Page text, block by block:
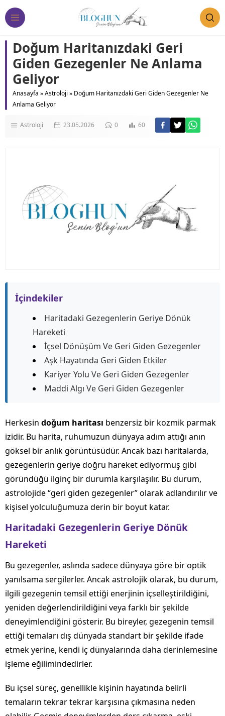
Doğum Haritanızdaki Geri
Giden Gezegenler Ne Anlama
Geliyor
Anasayfa »Astroloji » Doğum Haritanızdaki Geri Giden Gezegenler Ne
Anlama Geliyor
Astroloji 23.05.2026 0 60
İçindekiler
Haritadaki Gezegenlerin Geriye Dönük
Hareketi
İçsel Dönüşüm Ve Geri Giden Gezegenler
Aşk Hayatında Geri Giden Etkiler
Kariyer Yolu Ve Geri Giden Gezegenler
Maddi Algı Ve Geri Giden Gezegenler
Herkesin doğum haritası benzersiz bir kozmik parmak
izidir. Bu harita, ruhumuzun dünyaya adım attığı anın
göksel bir anlık görüntüsüdür. Ancak bazı haritalarda,
gezegenlerin geriye doğru hareket ediyormuş gibi
göründüğü ilginç bir durumla karşılaşılır. Bu durum,
astrolojide “geri giden gezegenler” olarak adlandırılır ve
kişisel yolculuğumuza derin bir boyut katar.
Haritadaki Gezegenlerin Geriye Dönük
Hareketi
Bu gezegenler, aslında sadece dünyaya göre bir optik
yanılsama sergilerler. Ancak astrolojik olarak, bu durum,
ilgili gezegenin temsil ettiği enerjinin içselleştirildiğini,
yeniden değerlendirildiğini veya farklı bir şekilde
deneyimlendiğini gösterir. Bu bireyler, gezegenin temsil
ettiği temaları dış dünyada standart bir şekilde ifade
etmek yerine, kendi iç dünyalarında daha derinlemesine
işleme eğilimindedirler.
Bu içsel süreç, genellikle kişinin hayatında belirli
temaların tekrar tekrar karşısına çıkmasına neden